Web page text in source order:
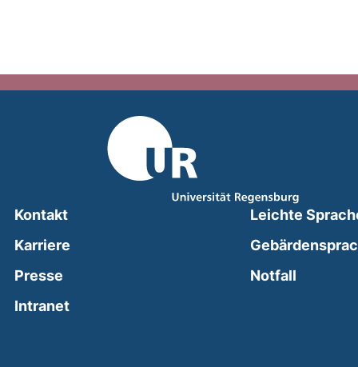
Kontakt
Karriere
Presse
Intranet(external link, opens in a new window)
Leichte
Notfall